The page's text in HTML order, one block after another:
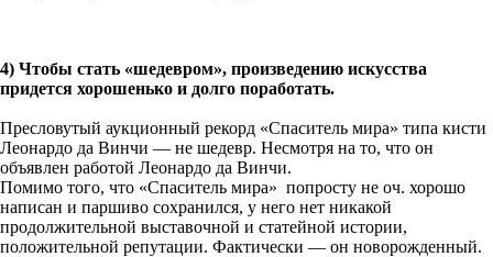
4) Чтобы стать «шедевром», произведению искусства
придется хорошенько и долго поработать.
Пресловутый аукционный рекорд «Спаситель мира» типа кисти
Леонардо да Винчи — не шедевр. Несмотря на то, что он
объявлен работой Леонардо да Винчи.
Помимо того, что «Спаситель мира» попросту не оч. хорошо
написан и паршиво сохранился, у него нет никакой
продолжительной выставочной и статейной истории,
положительной репутации. Фактически — он новорожденный.